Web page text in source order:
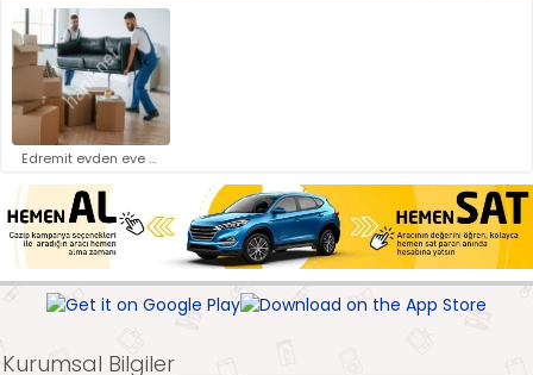
Edremit evden eve nakliyat..
Kurumsal Bilgiler